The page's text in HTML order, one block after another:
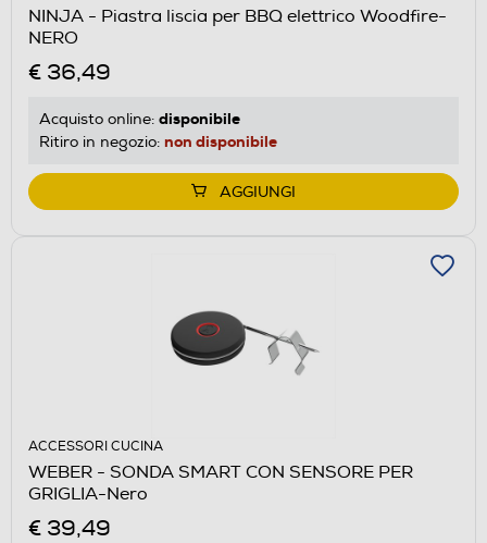
NINJA - Piastra liscia per BBQ elettrico Woodfire-
NERO
€ 36,49
Acquisto online: disponibile
Ritiro in negozio: non disponibile
AGGIUNGI
ACCESSORI CUCINA
WEBER - SONDA SMART CON SENSORE PER
GRIGLIA-Nero
€ 39,49